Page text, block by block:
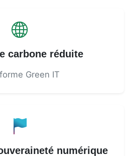
carbone réduite
Green IT
numérique